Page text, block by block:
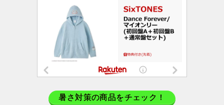
暑さ対策の商品をチェック！